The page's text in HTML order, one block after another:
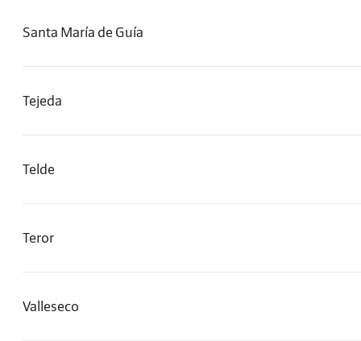
Santa María de Guía
Tejeda
Telde
Teror
Valleseco